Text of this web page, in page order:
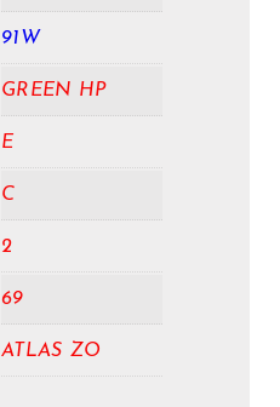
91W
GREEN HP
E
C
2
69
ATLAS ZO